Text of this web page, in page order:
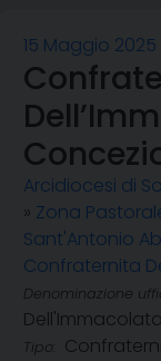
15 Maggio 2025
Arcidiocesi di
» Zona
Sant'Antonio
Confraternita
Denominazione
Tipo: